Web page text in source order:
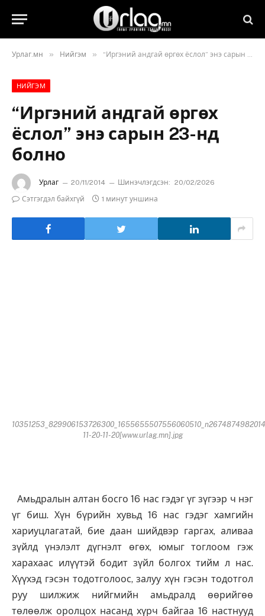
Урлаг.мн » Нийгэм » “Иргэний андгай өргөх ёслол” энэ сарын 23-нд болно
НИЙГЭМ
“Иргэний андгай өргөх
ёслол” энэ сарын 23-нд
болно
Урлаг 20/11/2014 Шинэчлэгдсэн: 20/02/2026
Сэтгэгдэл байхгүй
1 минут уншина
11-20-11-20[www.urlag.mn].jpg
Амьдралын алтан босго 16 нас гэдэг үг зүгээр ч нэг
үг биш. Хүн бүрийн хувьд 16 нас гэдэг хамгийн
хариуцлагатай, бие даан шийдвэр гаргах, аливаа
зүйлд үнэлэлт дүгнэлт өгөх, юмыг тоглоом гэж
харахаас илүүтэй бодит зүйл болгох тийм л нас.
Хүүхэд гэсэн тодотголоос, залуу хүн гэсэн тодотгол
руу шилжиж нийгмийн амьдралд өөрийгөө
төлөөлж оролцох насанд хүрч байгаа 16 настнууд